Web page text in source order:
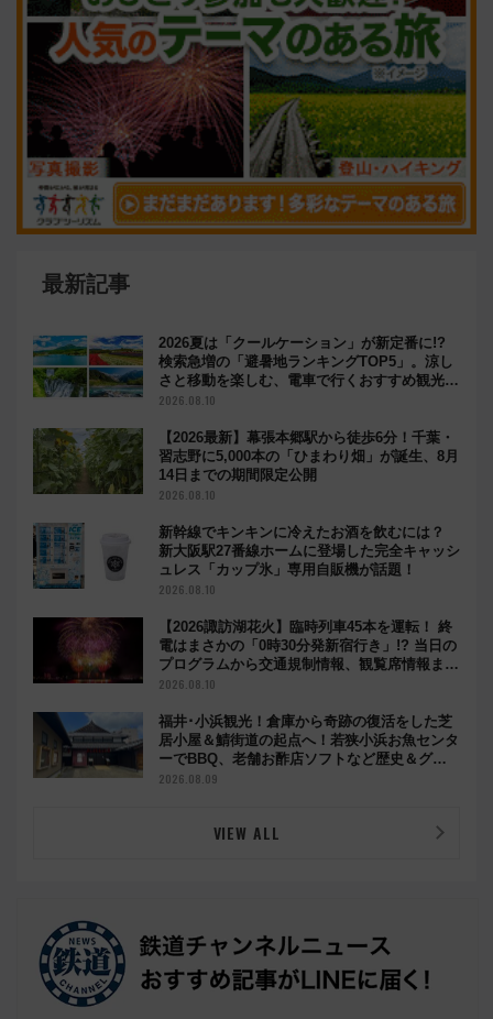
最新記事
2026夏は「クールケーション」が新定番に!?
検索急増の「避暑地ランキングTOP5」。涼し
さと移動を楽しむ、電車で行くおすすめ観光情
報も
2026.08.10
【2026最新】幕張本郷駅から徒歩6分！千葉・
習志野に5,000本の「ひまわり畑」が誕生、8月
14日までの期間限定公開
2026.08.10
新幹線でキンキンに冷えたお酒を飲むには？
新大阪駅27番線ホームに登場した完全キャッシ
ュレス「カップ氷」専用自販機が話題！
2026.08.10
【2026諏訪湖花火】臨時列車45本を運転！ 終
電はまさかの「0時30分発新宿行き」!? 当日の
プログラムから交通規制情報、観覧席情報まで
徹底解説
2026.08.10
福井･小浜観光！倉庫から奇跡の復活をした芝
居小屋＆鯖街道の起点へ！若狭小浜お魚センタ
ーでBBQ、老舗お酢店ソフトなど歴史＆グル
メ散歩
2026.08.09
VIEW ALL